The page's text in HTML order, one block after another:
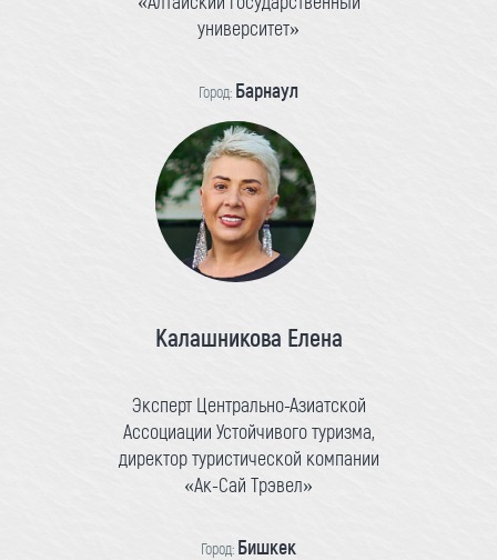
университет»
Город: Барнаул
Калашникова Елена
Эксперт Центрально-Азиатской
Ассоциации Устойчивого туризма,
директор туристической компании
«Ак-Сай Трэвел»
Город: Бишкек